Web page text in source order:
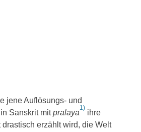
jene Auflösungs- und
Sanskrit mitpralaya
1)
ihre
erzählt wird, die Welt